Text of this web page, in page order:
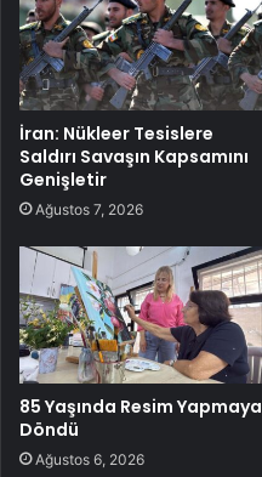
İran: Nükleer Tesislere
Saldırı Savaşın Kapsamını
Genişletir
Ağustos 7, 2026
85 Yaşında Resim Yapmaya
Döndü
Ağustos 6, 2026